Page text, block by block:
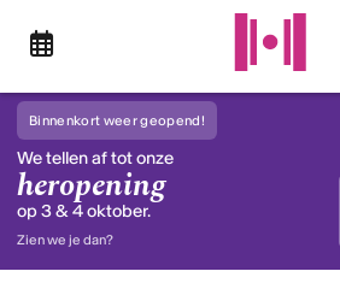
Binnenkort weer geopend!
We tellen af tot onze
heropening
op 3 & 4 oktober.
Zien we je dan?